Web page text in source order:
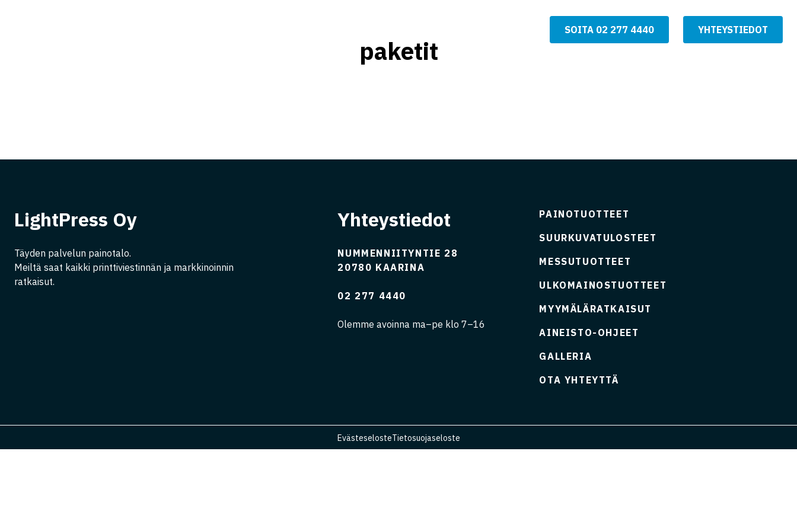
SOITA 02 277 4440 YHTEYSTIEDOT
paketit
LightPress Oy
Täyden palvelun painotalo.
Meiltä saat kaikki printtiviestinnän ja markkinoinnin
ratkaisut.
Yhteystiedot
NUMMENNIITYNTIE 28
20780 KAARINA
02 277 4440
Olemme avoinna ma–pe klo 7–16
PAINOTUOTTEET
SUURKUVATULOSTEET
MESSUTUOTTEET
ULKOMAINOSTUOTTEET
MYYMÄLÄRATKAISUT
AINEISTO-OHJEET
GALLERIA
OTA YHTEYTTÄ
EvästeselosteTietosuojaseloste